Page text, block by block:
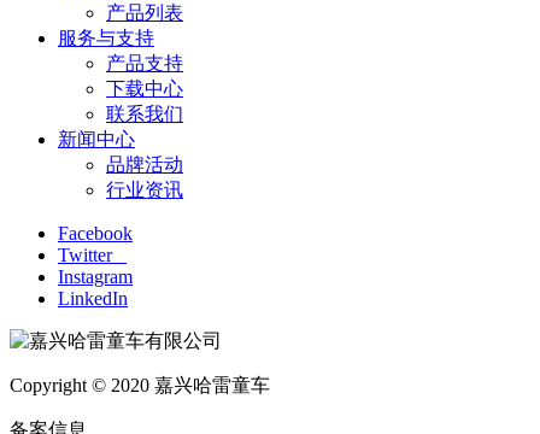
产品列表
服务与支持
产品支持
下载中心
联系我们
新闻中心
品牌活动
行业资讯
Facebook
Twitter
Instagram
LinkedIn
Copyright © 2020 嘉兴哈雷童车